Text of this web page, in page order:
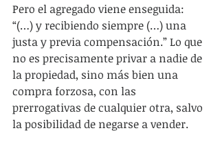
Pero el agregado viene enseguida:
“(…) y recibiendo siempre (…) una
justa y previa compensación.” Lo que
no es precisamente privar a nadie de
la propiedad, sino más bien una
compra forzosa, con las
prerrogativas de cualquier otra, salvo
la posibilidad de negarse a vender.